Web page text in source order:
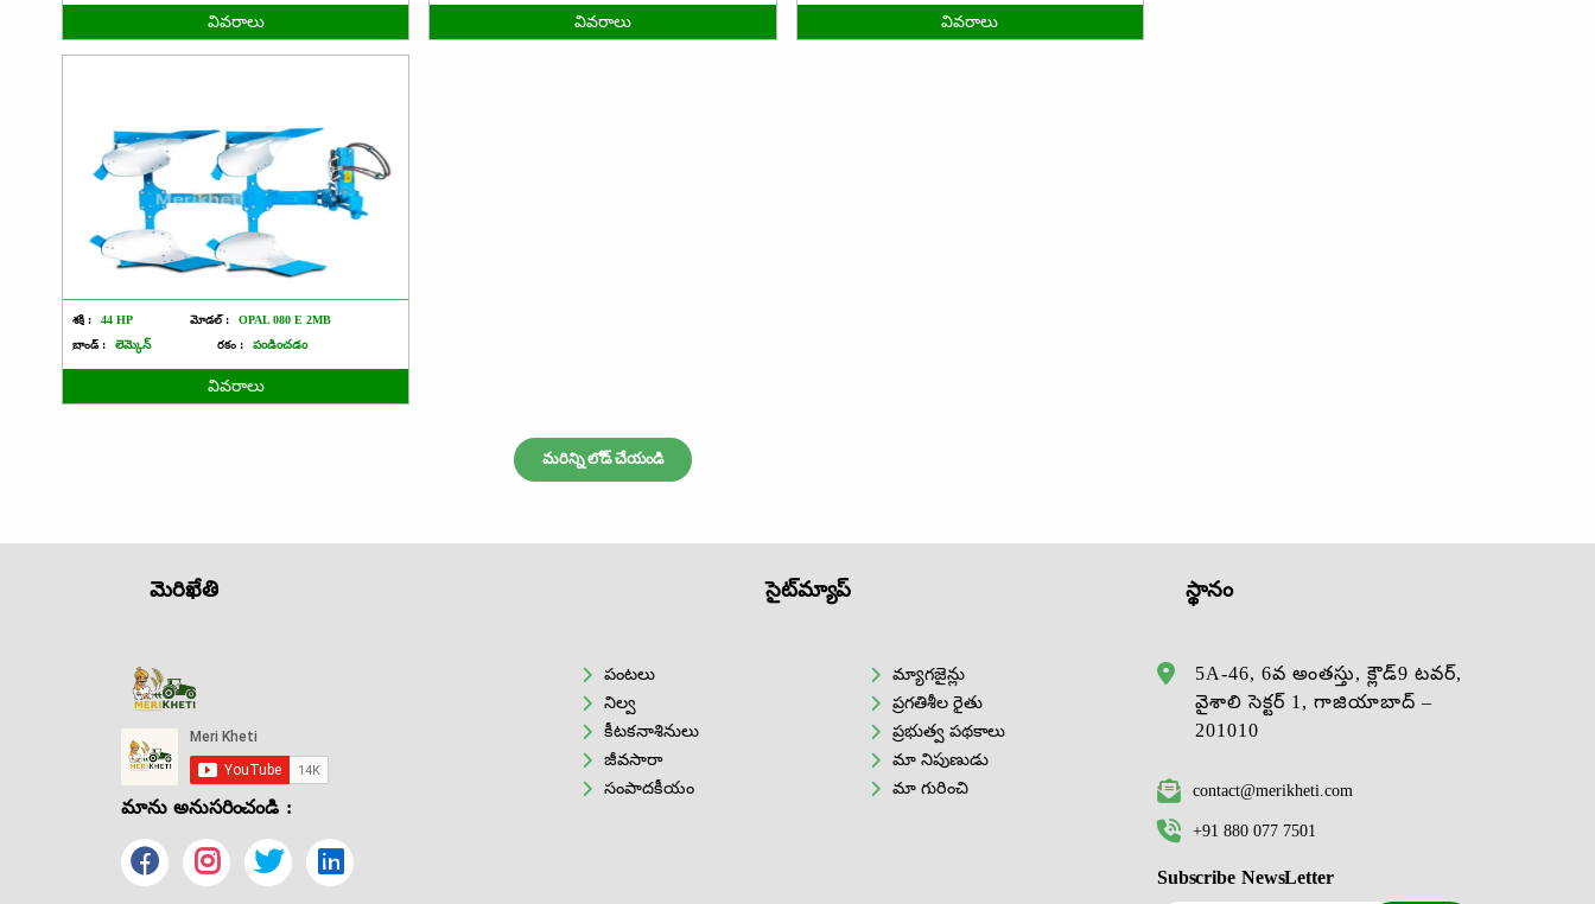
వివరాలు వివరాలు వివరాలు
శక్తి : 44 HP మోడల్ :
OPAL 080 E 2MB
బ్రాండ్ :
లెమ్కెన్ రకం : పండించడం
వివరాలు
మరిన్ని లోడ్ చేయండి
మెరిఖేతి
మాను అనుసరించండి :
సైట్‌మ్యాప్
పంటలు
నిల్వ
కీటకనాశినులు
జీవసారా
సంపాదకీయం
మ్యాగజైన్లు
ప్రగతిశీల రైతు
ప్రభుత్వ పథకాలు
మా నిపుణుడు
మా గురించి
స్థానం
5A-46, 6వ అంతస్తు, క్లౌడ్9 టవర్,
వైశాలి సెక్టర్ 1, గాజియాబాద్ –
201010
contact@merikheti.com
+91 880 077 7501
Subscribe NewsLetter